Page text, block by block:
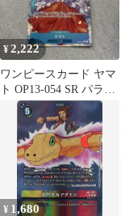
¥2,222
ワンピースカード ヤマ
ト OP13-054 SR パラレ
¥ 1,680